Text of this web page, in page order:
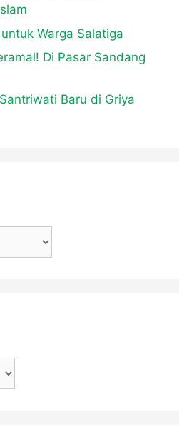
Warga Salatiga
Di Pasar Sandang
Baru di Griya